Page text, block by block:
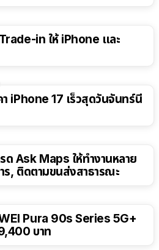
in ให้ iPhone และ
iPhone 17 เร็วสุดวันจันทร์นี้
Ask Maps ให้ทำงานหลาย
ร, ติดตามขนส่งสาธารณะ
Pura 90s Series 5G+
บาท